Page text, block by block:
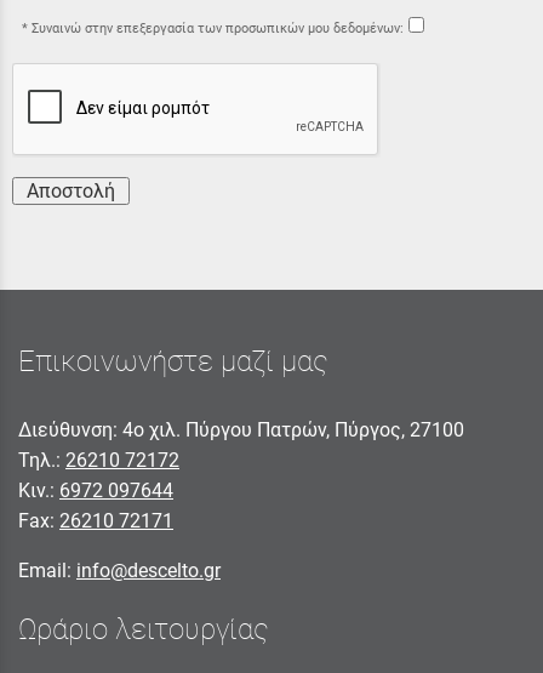
Συναινώ στην επεξεργασία των προσωπικών μου δεδομένων:
Αποστολή
Επικοινωνήστε μαζί μας
Διεύθυνση: 4ο χιλ. Πύργου Πατρών, Πύργος, 27100
Τηλ.: 26210 72172
Κιν.: 6972 097644
Fax: 26210 72171
Email: info@descelto.gr
Ωράριο λειτουργίας